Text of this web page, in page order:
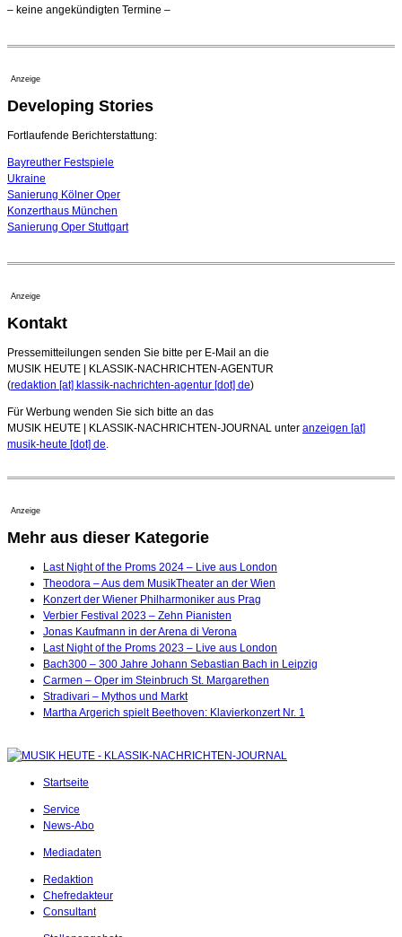
Festspiele
Quatuor Ebène wird mit Bremer Musikfest-Preis
ausgezeichnet
04. August 2026 - 13:30 Uhr
– keine angekündigten Termine –
Anzeige
Developing Stories
Fortlaufende Berichterstattung:
Bayreuther Festspiele
Ukraine
Sanierung Kölner Oper
Konzerthaus München
Sanierung Oper Stuttgart
Anzeige
Kontakt
Pressemitteilungen senden Sie bitte per E-Mail an die
MUSIK HEUTE | KLASSIK-NACHRICHTEN-AGENTUR
(redaktion [at] klassik-nachrichten-agentur [dot] de)
Für Werbung wenden Sie sich bitte an das
MUSIK HEUTE | KLASSIK-NACHRICHTEN-JOURNAL unter anzeigen [at]
musik-heute [dot] de
Anzeige
Mehr aus dieser Kategorie
Last Night of the Proms 2024 – Live aus London
Theodora – Aus dem MusikTheater an der Wien
Konzert der Wiener Philharmoniker aus Prag
Verbier Festival 2023 – Zehn Pianisten
Jonas Kaufmann in der Arena di Verona
Last Night of the Proms 2023 – Live aus London
Bach300 – 300 Jahre Johann Sebastian Bach in Leipzig
Carmen – Oper im Steinbruch St. Margarethen
Stradivari – Mythos und Markt
Martha Argerich spielt Beethoven: Klavierkonzert Nr. 1
Startseite
Service
News-Abo
Mediadaten
Redaktion
Chefredakteur
Consultant